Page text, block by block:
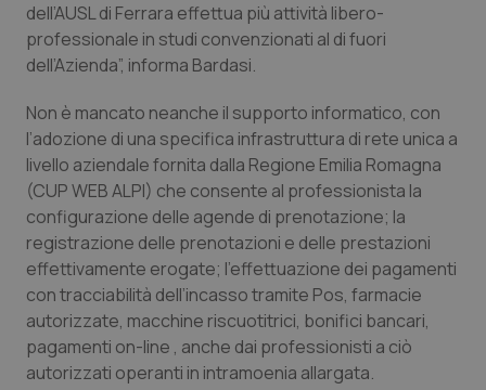
Liguria
Marche
Molise
Piemonte
Provincia Autonoma di Bolzano
Provincia Autonoma di Trento
Disturbi dell’umore
Donna & Salute
Epatiti
HIV
Infezioni & Febbre
Ipertensione & Scompenso
dell’AUSL di Ferrara effettua più attività libero-
professionale in studi convenzionati al di fuori
dell’Azienda”, informa Bardasi.
Non è mancato neanche il supporto informatico, con
l’adozione di una specifica infrastruttura di rete unica a
livello aziendale fornita dalla Regione Emilia Romagna
(CUP WEB ALPI) che consente al professionista la
configurazione delle agende di prenotazione; la
registrazione delle prenotazioni e delle prestazioni
effettivamente erogate; l’effettuazione dei pagamenti
con tracciabilità dell’incasso tramite Pos, farmacie
autorizzate, macchine riscuotitrici, bonifici bancari,
pagamenti on-line , anche dai professionisti a ciò
autorizzati operanti in intramoenia allargata.